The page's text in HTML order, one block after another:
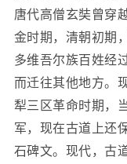
唐代高僧玄奘曾穿
金时期，清朝初期
多维吾尔族百姓经
而迁往其他地方。
犁三区革命时期，
军，现在古道上还
石碑文。现代，古